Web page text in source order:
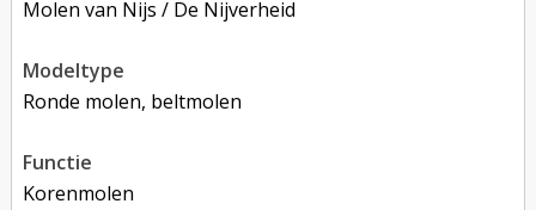
Molen van Nijs / De Nijverheid
modeltype
Ronde molen, beltmolen
functie
korenmolen